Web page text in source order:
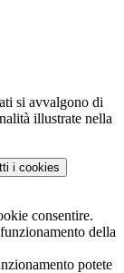
si avvalgono di
illustrate nella
i cookies
consentire.
della
potete